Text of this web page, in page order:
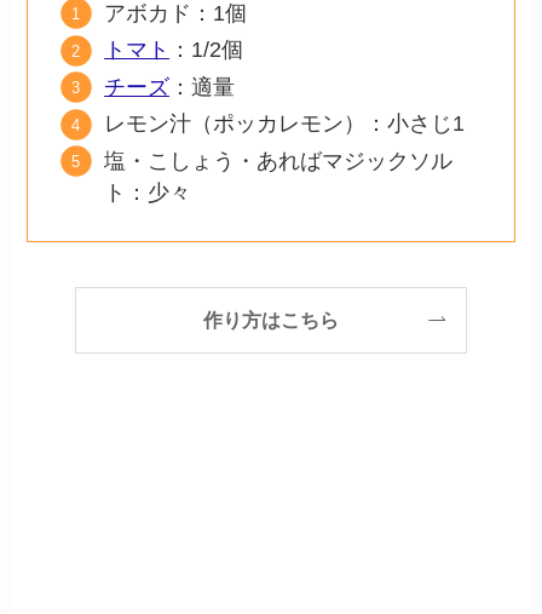
アボカド：1個
トマト ：1/2個
チーズ ：適量
レモン汁（ポッカレモン）：小さじ1
塩・こしょう・あればマジックソル
ト：少々
作り方はこちら